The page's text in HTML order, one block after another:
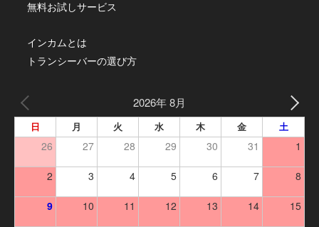
無料お試しサービス
インカムとは
トランシーバーの選び方
2026年 8月
日 月 火 水 木 金 土
26 27 28 29 30 31 1
2 3 4 5 6 7 8
9 10 11 12 13 14 15